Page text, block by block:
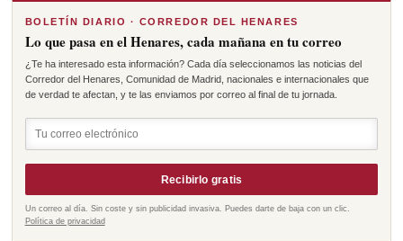
BOLETÍN DIARIO · CORREDOR DEL HENARES
Lo que pasa en el Henares, cada mañana en tu correo
¿Te ha interesado esta información? Cada día seleccionamos las noticias del
Corredor del Henares, Comunidad de Madrid, nacionales e internacionales que
de verdad te afectan, y te las enviamos por correo al final de tu jornada.
Recibirlo gratis
Un correo al día. Sin coste y sin publicidad invasiva. Puedes darte de baja con un clic.
Política de privacidad